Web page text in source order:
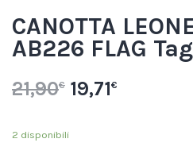
CANOTTA
AB226 FLAG
21,90€ 19,71€
2 disponibili